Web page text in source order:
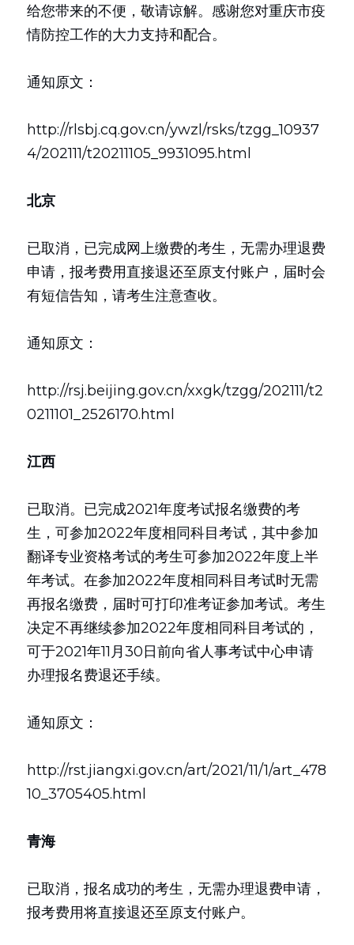
给您带来的不便，敬请谅解。感谢您对重庆市疫
情防控工作的大力支持和配合。
通知原文：
http://rlsbj.cq.gov.cn/ywzl/rsks/tzgg_10937
4/202111/t20211105_9931095.html
北京
已取消，已完成网上缴费的考生，无需办理退费
申请，报考费用直接退还至原支付账户，届时会
有短信告知，请考生注意查收。
通知原文：
http://rsj.beijing.gov.cn/xxgk/tzgg/202111/t2
0211101_2526170.html
江西
已取消。已完成2021年度考试报名缴费的考
生，可参加2022年度相同科目考试，其中参加
翻译专业资格考试的考生可参加2022年度上半
年考试。在参加2022年度相同科目考试时无需
再报名缴费，届时可打印准考证参加考试。考生
决定不再继续参加2022年度相同科目考试的，
可于2021年11月30日前向省人事考试中心申请
办理报名费退还手续。
通知原文：
http://rst.jiangxi.gov.cn/art/2021/11/1/art_478
10_3705405.html
青海
已取消，报名成功的考生，无需办理退费申请，
报考费用将直接退还至原支付账户。